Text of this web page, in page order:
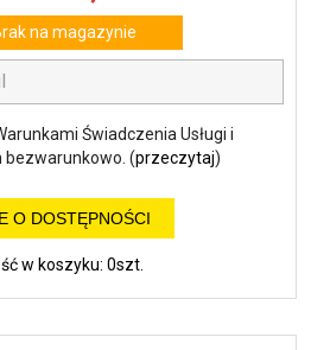
na magazynie
Świadczenia Usługi i
bezwarunkowo. (przeczytaj)
O DOSTĘPNOŚCI
w koszyku: 0szt.